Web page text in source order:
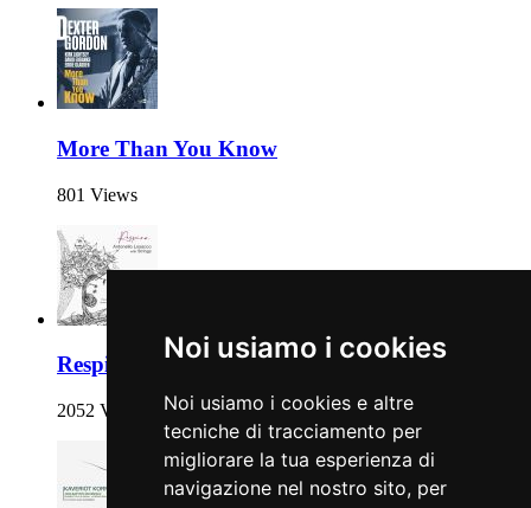
Noi usiamo i cookies
Noi usiamo i cookies e altre
tecniche di tracciamento per
migliorare la tua esperienza di
navigazione nel nostro sito, per
More Than You Know
801 Views
Respira
2052 Views